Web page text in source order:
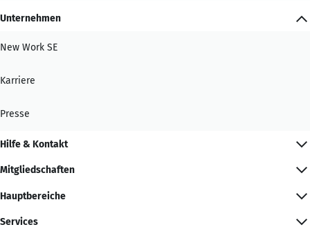
Unternehmen
New Work SE
Karriere
Presse
Hilfe & Kontakt
Mitgliedschaften
Hauptbereiche
Services